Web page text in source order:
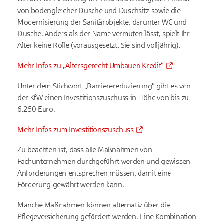
von bodengleicher Dusche und Duschsitz sowie die
Modernisierung der Sanitärobjekte, darunter WC und
Dusche. Anders als der Name vermuten lässt, spielt Ihr
Alter keine Rolle (vorausgesetzt, Sie sind volljährig).
Mehr Infos zu „Altersgerecht Umbauen Kredit“
Unter dem Stichwort „Barrierereduzierung“ gibt es von
der KfW einen Investitionszuschuss in Höhe von bis zu
6.250 Euro.
Mehr Infos zum Investitionszuschuss
Zu beachten ist, dass alle Maßnahmen von
Fachunternehmen durchgeführt werden und gewissen
Anforderungen entsprechen müssen, damit eine
Förderung gewährt werden kann.
Manche Maßnahmen können alternativ über die
Pflegeversicherung gefördert werden. Eine Kombination